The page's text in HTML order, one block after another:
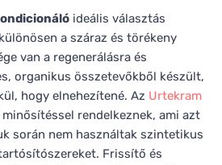
ideális választás
a száraz és törékeny
van a regenerálásra és
organikus összetevőkből készült,
hogy elnehezítené. Az Urtekram
rendelkeznek, ami azt
során nem használtak szintetikus
Frissítő és